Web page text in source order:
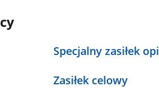
Specjalny zasiłek
Zasiłek celowy